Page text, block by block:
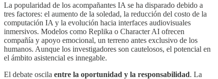
La popularidad de los acompañantes IA se ha disparado debido a
tres factores: el aumento de la soledad, la reducción del costo de la
computación IA y la evolución hacia interfaces audiovisuales
inmersivos. Modelos como Replika o Character AI ofrecen
compañía y apoyo emocional, un terreno antes exclusivo de los
humanos. Aunque los investigadores son cautelosos, el potencial en
el ámbito asistencial es innegable.
El debate oscila entre la oportunidad y la responsabilidad. La